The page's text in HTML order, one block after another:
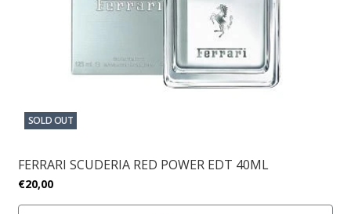
SOLD OUT
FERRARI SCUDERIA RED POWER EDT 40ML
€20,00